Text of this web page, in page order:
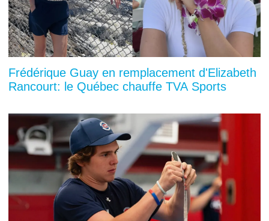
Frédérique Guay en remplacement d'Elizabeth
Rancourt: le Québec chauffe TVA Sports